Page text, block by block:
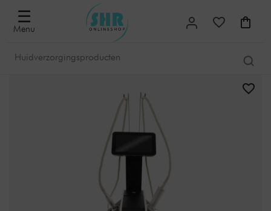
☰
Menu